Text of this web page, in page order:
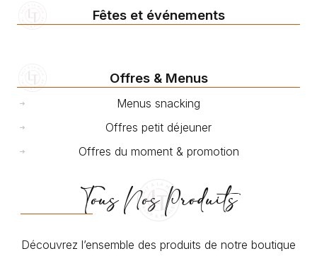
Fêtes et événements
Offres & Menus
Menus snacking
Offres petit déjeuner
Offres du moment & promotion
Tous Nos Produits
Découvrez l’ensemble des produits de notre boutique